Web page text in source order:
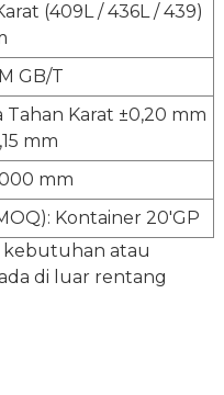
(409L / 436L / 439)
GB/T
Tahan Karat ±0,20 mm
mm
mm
Kontainer 20'GP
kebutuhan atau
di luar rentang